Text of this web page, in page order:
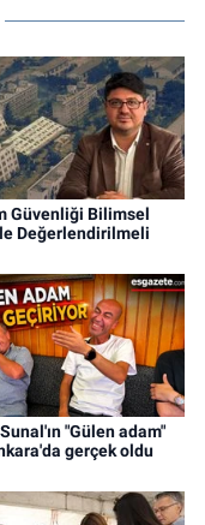
Güvenliği Bilimsel
Değerlendirilmeli
"Gülen adam"
gerçek oldu